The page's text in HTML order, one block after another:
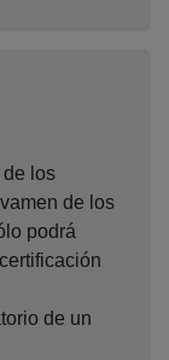
los
de los
podrá
de un